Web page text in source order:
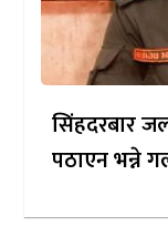
सिंहदरबार
पठाएन भन्ने